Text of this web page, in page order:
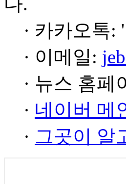
· 카카오톡:
· 이메일:
· 뉴스 홈페
· 네이버 메
· 그곳이 알